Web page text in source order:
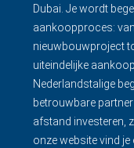
Dubai. Je wordt
aankoopproces:
nieuwbouwproject
uiteindelijke
Nederlandstalige
betrouwbare
afstand investeren,
onze website vind